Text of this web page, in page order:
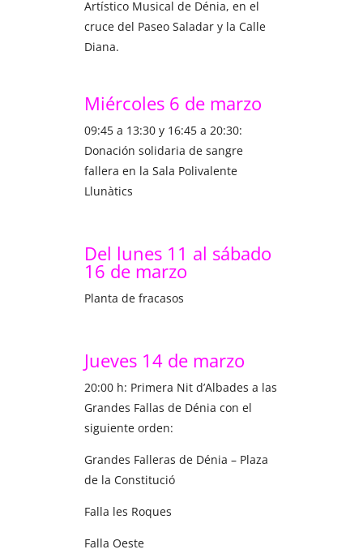
Artístico Musical de Dénia, en el
cruce del Paseo Saladar y la Calle
Diana.
Miércoles 6 de marzo
09:45 a 13:30 y 16:45 a 20:30:
Donación solidaria de sangre
fallera en la Sala Polivalente
Llunàtics
Del lunes 11 al sábado
16 de marzo
Planta de fracasos
Jueves 14 de marzo
20:00 h: Primera Nit d’Albades a las
Grandes Fallas de Dénia con el
siguiente orden:
Grandes Falleras de Dénia – Plaza
de la Constitució
Falla les Roques
Falla Oeste